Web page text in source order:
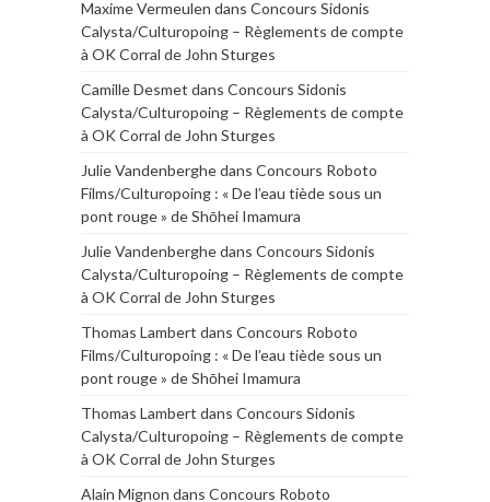
Maxime Vermeulen dans Concours Sidonis
Calysta/Culturopoing – Règlements de compte
à OK Corral de John Sturges
Camille Desmet dans Concours Sidonis
Calysta/Culturopoing – Règlements de compte
à OK Corral de John Sturges
Julie Vandenberghedans Concours Roboto
Films/Culturopoing : « De l’eau tiède sous un
pont rouge » de Shōhei Imamura
Julie Vandenberghedans Concours Sidonis
Calysta/Culturopoing – Règlements de compte
à OK Corral de John Sturges
Thomas Lambert dans Concours Roboto
Films/Culturopoing : « De l’eau tiède sous un
pont rouge » de Shōhei Imamura
Thomas Lambert dans Concours Sidonis
Calysta/Culturopoing – Règlements de compte
à OK Corral de John Sturges
Alain Mignon dans Concours Roboto